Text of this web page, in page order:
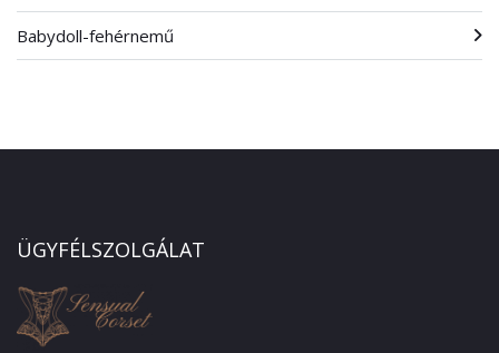
Babydoll-fehérnemű
ÜGYFÉLSZOLGÁLAT